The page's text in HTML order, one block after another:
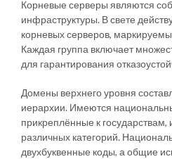
Корневые серверы являются
инфраструктуры. В свете
корневых серверов,
Каждая группа включает
для гарантирования
Домены верхнего уровня
иерархии. Имеются
прикреплённые к
различных категорий.
двухбуквенные коды, а общие